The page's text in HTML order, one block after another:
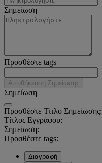
Σημείωση
Προσθέστε tags
Αποθήκευση Σημείωσης
Σημείωση
Προσθέστε Τίτλο Σημείωσης:
Τίτλος Εγγράφου:
Σημείωση:
Προσθέστε tags:
Διαγραφή